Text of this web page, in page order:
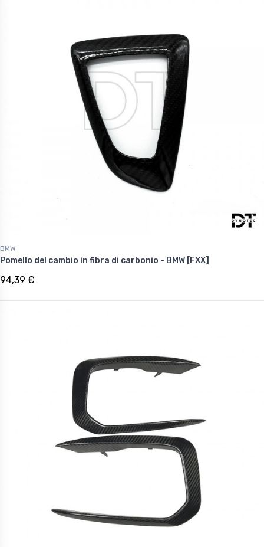
BMW
Pomello del cambio in fibra di carbonio - BMW [FXX]
94,39 €